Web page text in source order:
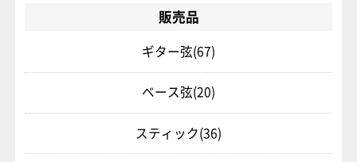
販売品
ギター弦(67)
ベース弦(20)
スティック(36)